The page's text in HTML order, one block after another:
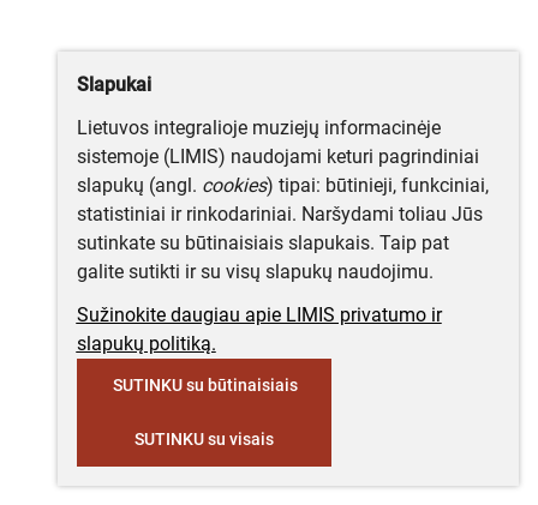
Slapukai
Lietuvos integralioje muziejų informacinėje
sistemoje (LIMIS) naudojami keturi pagrindiniai
slapukų (angl. cookies) tipai: būtinieji, funkciniai,
statistiniai ir rinkodariniai. Naršydami toliau Jūs
sutinkate su būtinaisiais slapukais. Taip pat
galite sutikti ir su visų slapukų naudojimu.
Sužinokite daugiau apie LIMIS privatumo ir
slapukų politiką.
SUTINKU su būtinaisiais
SUTINKU su visais